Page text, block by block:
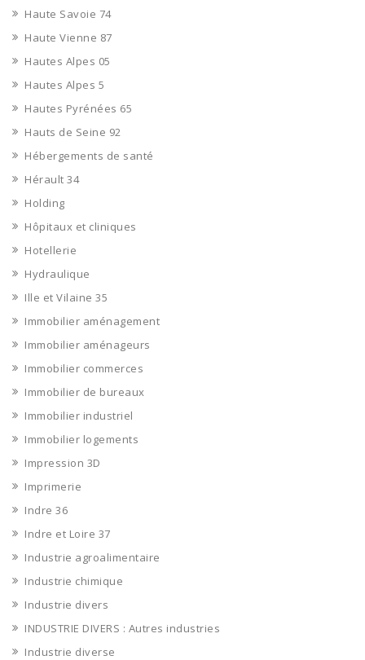
Haute Savoie 74
Haute Vienne 87
Hautes Alpes 05
Hautes Alpes 5
Hautes Pyrénées 65
Hauts de Seine 92
Hébergements de santé
Hérault 34
Holding
Hôpitaux et cliniques
Hotellerie
Hydraulique
Ille et Vilaine 35
Immobilier aménagement
Immobilier aménageurs
Immobilier commerces
Immobilier de bureaux
Immobilier industriel
Immobilier logements
Impression 3D
Imprimerie
Indre 36
Indre et Loire 37
Industrie agroalimentaire
Industrie chimique
Industrie divers
INDUSTRIE DIVERS : Autres industries
Industrie diverse